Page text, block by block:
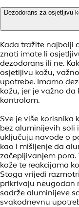
Dezodorans za osjetljivu
Kada tražite najbolji
znati imate li
dezodorans ili ne.
osjetljivu kožu,
upotrebe. Imamo
kožu, jer je važno
kontrolom.
Sve je više korisnika
bez aluminijevih soli
uključuju navode o
kao i mišljenje da
začepljivanjem pora.
kože te reakcijama
Stoga vrijedi
prikrivaju neugodan
sadrže aluminijeve
svakodnevnu